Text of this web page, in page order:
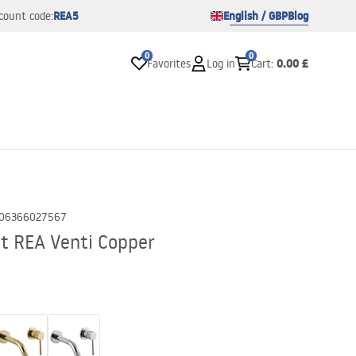
code:REA5 English / GBPBlog
0
Favorites Log in
0
Cart: 0.00 £
Venti Copper